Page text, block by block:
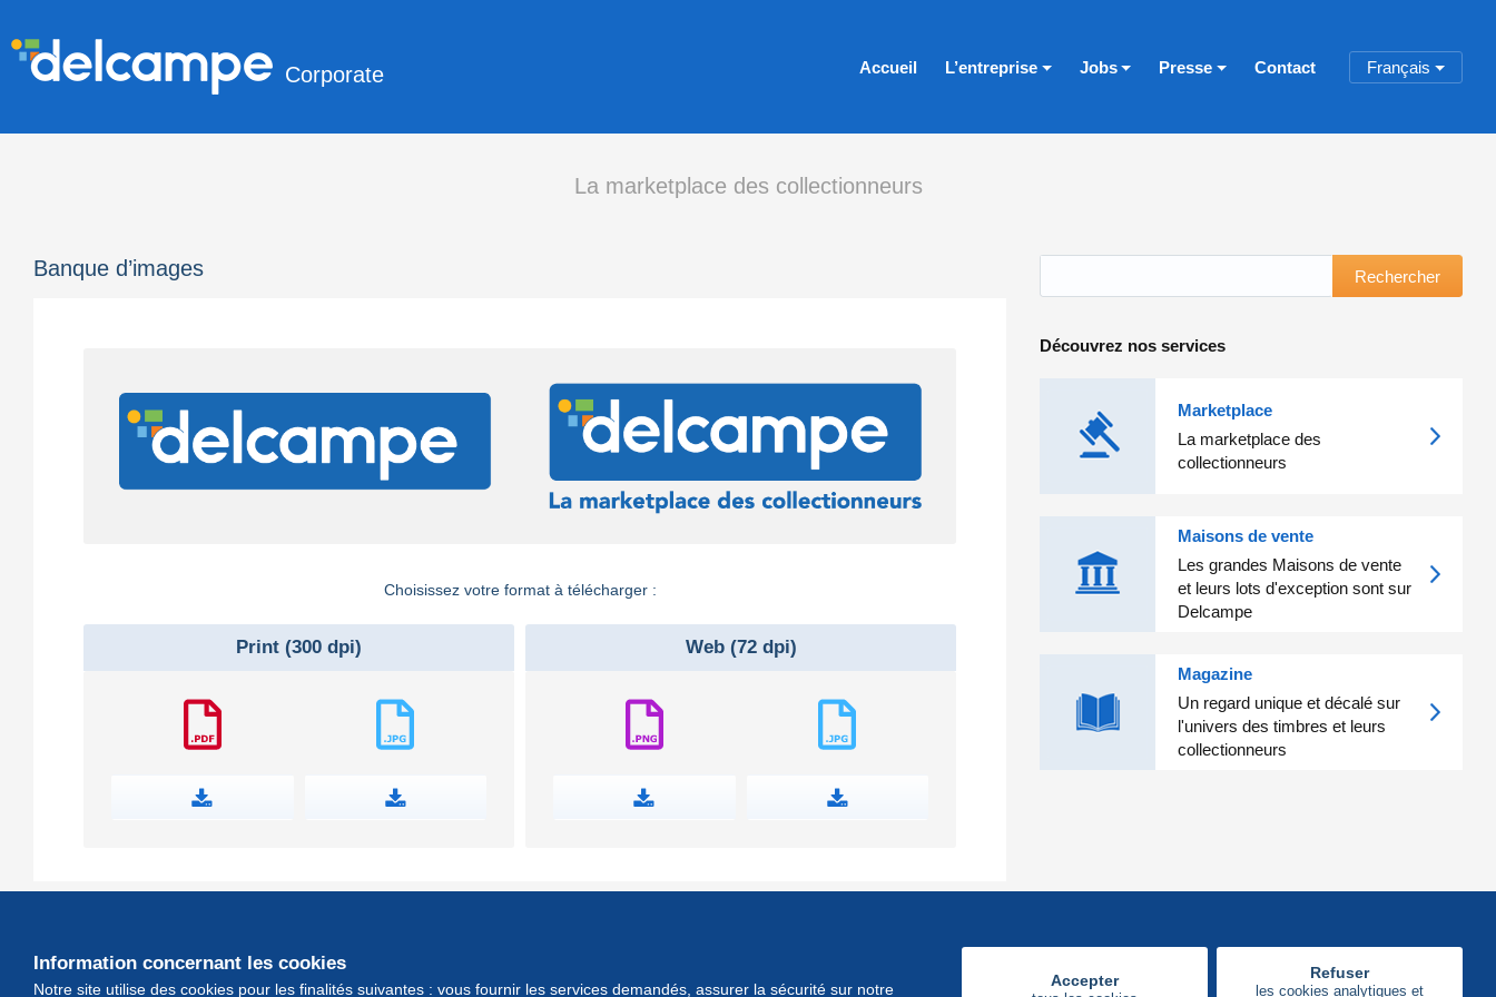
Corporate Accueil L’entreprise Jobs Presse Contact Français
La marketplace des collectionneurs
Banque d’images
Choisissez votre format à télécharger :
Print (300 dpi) Web (72 dpi)
Rechercher
Découvrez nos services
Marketplace
La marketplace des
collectionneurs
Maisons de vente
Les grandes Maisons de vente
et leurs lots d'exception sont sur
Delcampe
Magazine
Un regard unique et décalé sur
l'univers des timbres et leurs
collectionneurs
Information concernant les cookies
Notre site utilise des cookies pour les finalités suivantes : vous fournir les services demandés, assurer la sécurité sur notre Accepter Refuser
les cookies analytiques et